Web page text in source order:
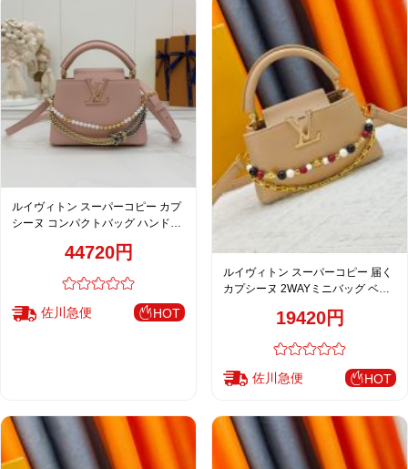
ルイヴィトン スーパーコピー カプ
シーヌ コンパクトバッグ ハンドバ
ス 人気モデル M28199
44720円
佐川急便 HOT
ルイヴィトン スーパーコピー 届く
カプシーヌ 2WAYミニバッグ ベー
19420円
佐川急便 HOT